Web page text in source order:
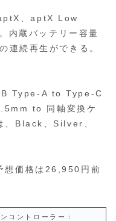
、aptX Low
内蔵バッテリー容量
連続再生ができる。
Type-A to Type-C
to 同軸変換ケ
、Black、Silver、
想価格は26,950円前
ンコントローラー：